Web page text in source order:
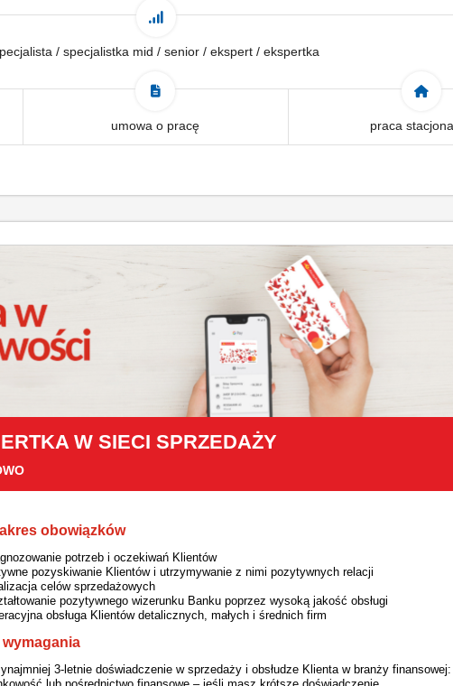
/ specjalistka mid / senior / ekspert / ekspertka
umowa o pracę praca
W SIECI SPRZEDAŻY
obowiązków
potrzeb i oczekiwań Klientów
pozyskiwanie Klientów i utrzymywanie z nimi pozytywnych relacji
celów sprzedażowych
pozytywnego wizerunku Banku poprzez wysoką jakość obsługi
obsługa Klientów detalicznych, małych i średnich firm
wymagania
3-letnie doświadczenie w sprzedaży i obsłudze Klienta w branży finansowej: